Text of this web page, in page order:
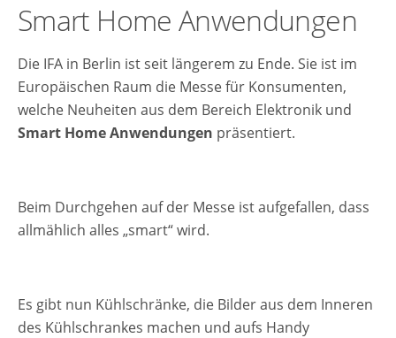
Smart Home Anwendungen
Die IFA in Berlin ist seit längerem zu Ende. Sie ist im
Europäischen Raum die Messe für Konsumenten,
welche Neuheiten aus dem Bereich Elektronik und
Smart Home Anwendungen präsentiert.
Beim Durchgehen auf der Messe ist aufgefallen, dass
allmählich alles „smart“ wird.
Es gibt nun Kühlschränke, die Bilder aus dem Inneren
des Kühlschrankes machen und aufs Handy